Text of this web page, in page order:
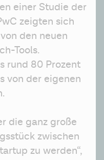
einer Studie der
zeigten sich
den neuen
Tools.
rund 80 Prozent
von der eigenen
die ganz große
zwischen
zu werden“,